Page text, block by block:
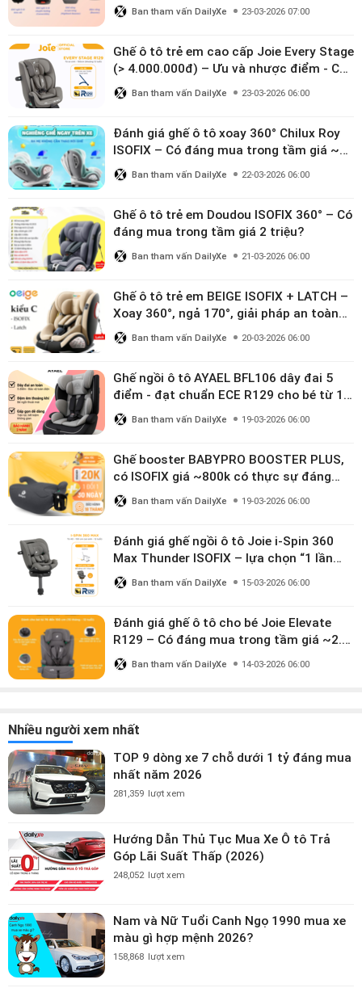
Ban tham vấn DailyXe 23-03-2026 07:00
Ghế ô tô trẻ em cao cấp Joie Every Stage
(> 4.000.000đ) – Ưu và nhược điểm - Có
đáng đầu tư cho bé từ 0–12 tuổi?
Ban tham vấn DailyXe 23-03-2026 06:00
Đánh giá ghế ô tô xoay 360° Chilux Roy
ISOFIX – Có đáng mua trong tầm giá ~3
triệu
Ban tham vấn DailyXe 22-03-2026 06:00
Ghế ô tô trẻ em Doudou ISOFIX 360° – Có
đáng mua trong tầm giá 2 triệu?
Ban tham vấn DailyXe 21-03-2026 06:00
Ghế ô tô trẻ em BEIGE ISOFIX + LATCH –
Xoay 360°, ngả 170°, giải pháp an toàn
linh hoạt cho bé 0–10 tuổi
Ban tham vấn DailyXe 20-03-2026 06:00
Ghế ngồi ô tô AYAEL BFL106 dây đai 5
điểm - đạt chuẩn ECE R129 cho bé từ 1–
10 tuổi
Ban tham vấn DailyXe 19-03-2026 06:00
Ghế booster BABYPRO BOOSTER PLUS,
có ISOFIX giá ~800k có thực sự đáng
mua?
Ban tham vấn DailyXe 19-03-2026 06:00
Đánh giá ghế ngồi ô tô Joie i-Spin 360
Max Thunder ISOFIX – lựa chọn “1 lần
dùng đến 12 năm” có đáng giá gần 9
triệu?
Ban tham vấn DailyXe 15-03-2026 06:00
Đánh giá ghế ô tô cho bé Joie Elevate
R129 – Có đáng mua trong tầm giá ~2.8
triệu?
Ban tham vấn DailyXe 14-03-2026 06:00
Nhiều người xem nhất
TOP 9 dòng xe 7 chỗ dưới 1 tỷ đáng mua
nhất năm 2026
281,359 lượt xem
Hướng Dẫn Thủ Tục Mua Xe Ô tô Trả
Góp Lãi Suất Thấp (2026)
248,052 lượt xem
Nam và Nữ Tuổi Canh Ngọ 1990 mua xe
màu gì hợp mệnh 2026?
158,868 lượt xem